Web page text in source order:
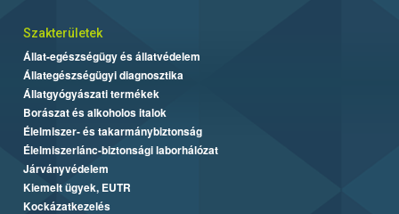
Szakterületek
Állat-egészségügy és állatvédelem
Állategészségügyi diagnosztika
Állatgyógyászati termékek
Borászat és alkoholos italok
Élelmiszer- és takarmánybiztonság
Élelmiszerlánc-biztonsági laborhálózat
Járványvédelem
Kiemelt ügyek, EUTR
Kockázatkezelés